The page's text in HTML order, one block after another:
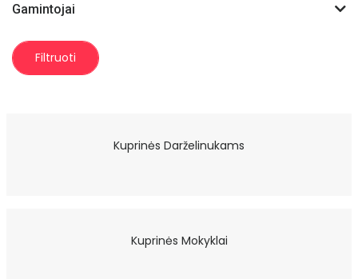
Gamintojai
Filtruoti
Kuprinės Darželinukams
Kuprinės Mokyklai